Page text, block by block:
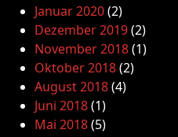
Januar 2020(2)
Dezember 2019(2)
November 2018(1)
Oktober 2018(2)
August 2018(4)
Juni 2018(1)
Mai 2018(5)